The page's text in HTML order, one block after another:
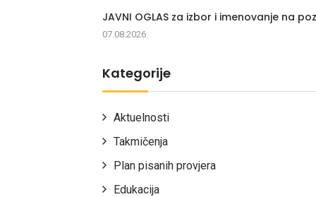
JAVNI OGLAS za izbor i imenovanje na
07.08.2026.
Kategorije
Aktuelnosti
Takmičenja
Plan pisanih provjera
Edukacija